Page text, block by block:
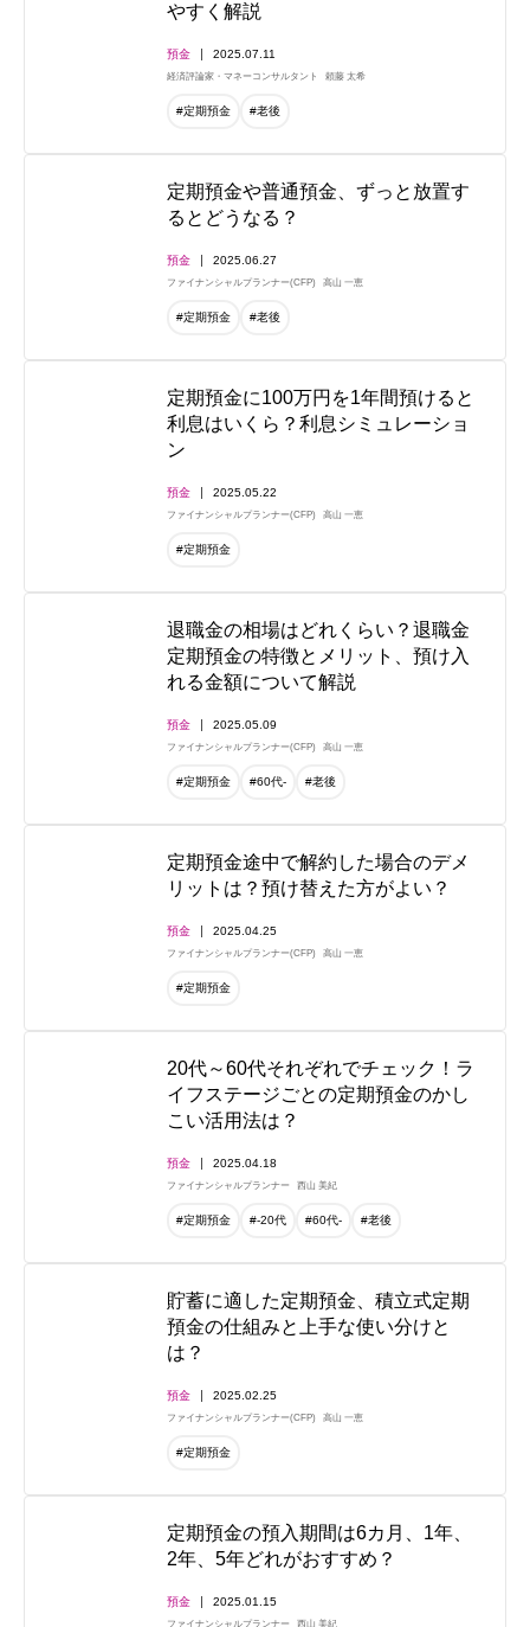
やすく解説
預金 2025.07.11
経済評論家・マネーコンサルタント 頼藤 太希
#定期預金 #老後
定期預金や普通預金、ずっと放置す
るとどうなる？
預金 2025.06.27
ファイナンシャルプランナー(CFP) 高山 一恵
#定期預金 #老後
定期預金に100万円を1年間預けると
利息はいくら？利息シミュレーショ
ン
預金 2025.05.22
ファイナンシャルプランナー(CFP) 高山 一恵
#定期預金
退職金の相場はどれくらい？退職金
定期預金の特徴とメリット、預け入
れる金額について解説
預金 2025.05.09
ファイナンシャルプランナー(CFP) 高山 一恵
#定期預金 #60代- #老後
定期預金途中で解約した場合のデメ
リットは？預け替えた方がよい？
預金 2025.04.25
ファイナンシャルプランナー(CFP) 高山 一恵
#定期預金
20代～60代それぞれでチェック！ラ
イフステージごとの定期預金のかし
こい活用法は？
預金 2025.04.18
ファイナンシャルプランナー 西山 美紀
#定期預金 #-20代 #60代- #老後
貯蓄に適した定期預金、積立式定期
預金の仕組みと上手な使い分けと
は？
預金 2025.02.25
ファイナンシャルプランナー(CFP) 高山 一恵
#定期預金
定期預金の預入期間は6カ月、1年、
2年、5年どれがおすすめ？
預金 2025.01.15
ファイナンシャルプランナー 西山 美紀